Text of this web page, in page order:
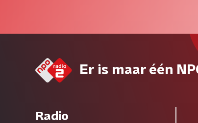
Er is maar één
Radio